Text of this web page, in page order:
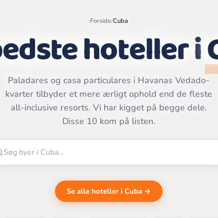
OpenStreetMap
CARTO
Forside/Cuba
hoteller i
Paladares og casa particulares i Havanas Vedado-
kvarter tilbyder et mere ærligt ophold end de fleste
all-inclusive resorts. Vi har kigget på begge dele.
Disse 10 kom på listen.
Se alle hoteller i Cuba →